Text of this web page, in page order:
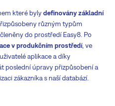
které bylydefinovány základní
různým typům
do prostředí Easy8. Po
v produkčním prostředí, ve
aplikace a díky
poslední úpravy přizpůsobení a
zákazníka s naší databází.